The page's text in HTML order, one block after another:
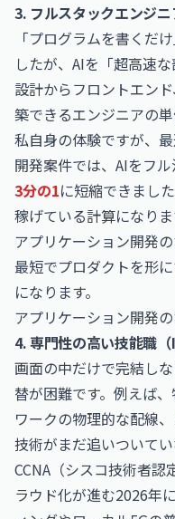
3. フルスタックエンジニ
「プログラムを書くだ
したが、AIを「超高速
設計からフロントエン
築できるエンジニアの
私自身の体験ですが、
開発案件では、AIをフ
3分の1に短縮できまし
稼げている計算になりま
アプリケーション開発
最短でプロダクトを形
になります。
アプリケーション開発
4. 専門性の高い技能職
画面の中だけで完結し
替が困難です。例えば
ワークの物理的な配線
技術がまだ追いついてい
CCNA（シスコ技術者
ラウド化が進む2026年